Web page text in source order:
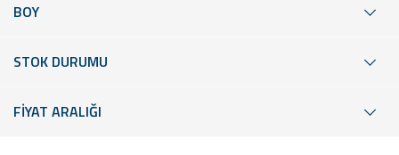
BOY
STOK DURUMU
FİYAT ARALIĞI